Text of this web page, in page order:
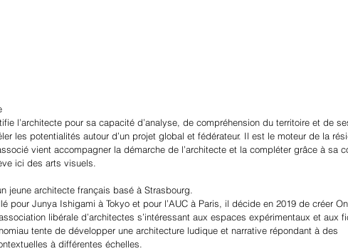
l’architecte pour sa capacité d’analyse, de compréhension du territoire et de
les potentialités autour d’un projet global et fédérateur. Il est le moteur de la
vient accompagner la démarche de l’architecte et la compléter grâce à sa
ici des arts visuels.
jeune architecte français basé à Strasbourg.
pour Junya Ishigami à Tokyo et pour l’AUC à Paris, il décide en 2019 de créer
libérale d’architectes s’intéressant aux espaces expérimentaux et aux
tente de développer une architecture ludique et narrative répondant à des
à différentes échelles.